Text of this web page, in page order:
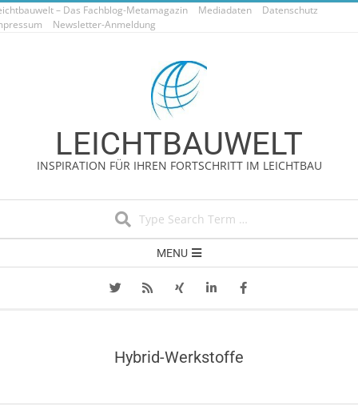
Skip
to
– Das Fachblog-Metamagazin Mediadaten
Datenschutz
Newsletter-Anmeldung
LEICHTBAUWELT
INSPIRATION FÜR IHREN FORTSCHRITT IM LEICHTBAU
Navigation
MENU
Hybrid-Werkstoffe